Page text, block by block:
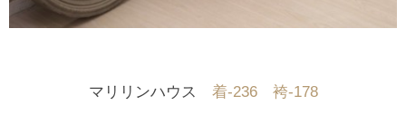
マリリンハウス 着-236 袴-178